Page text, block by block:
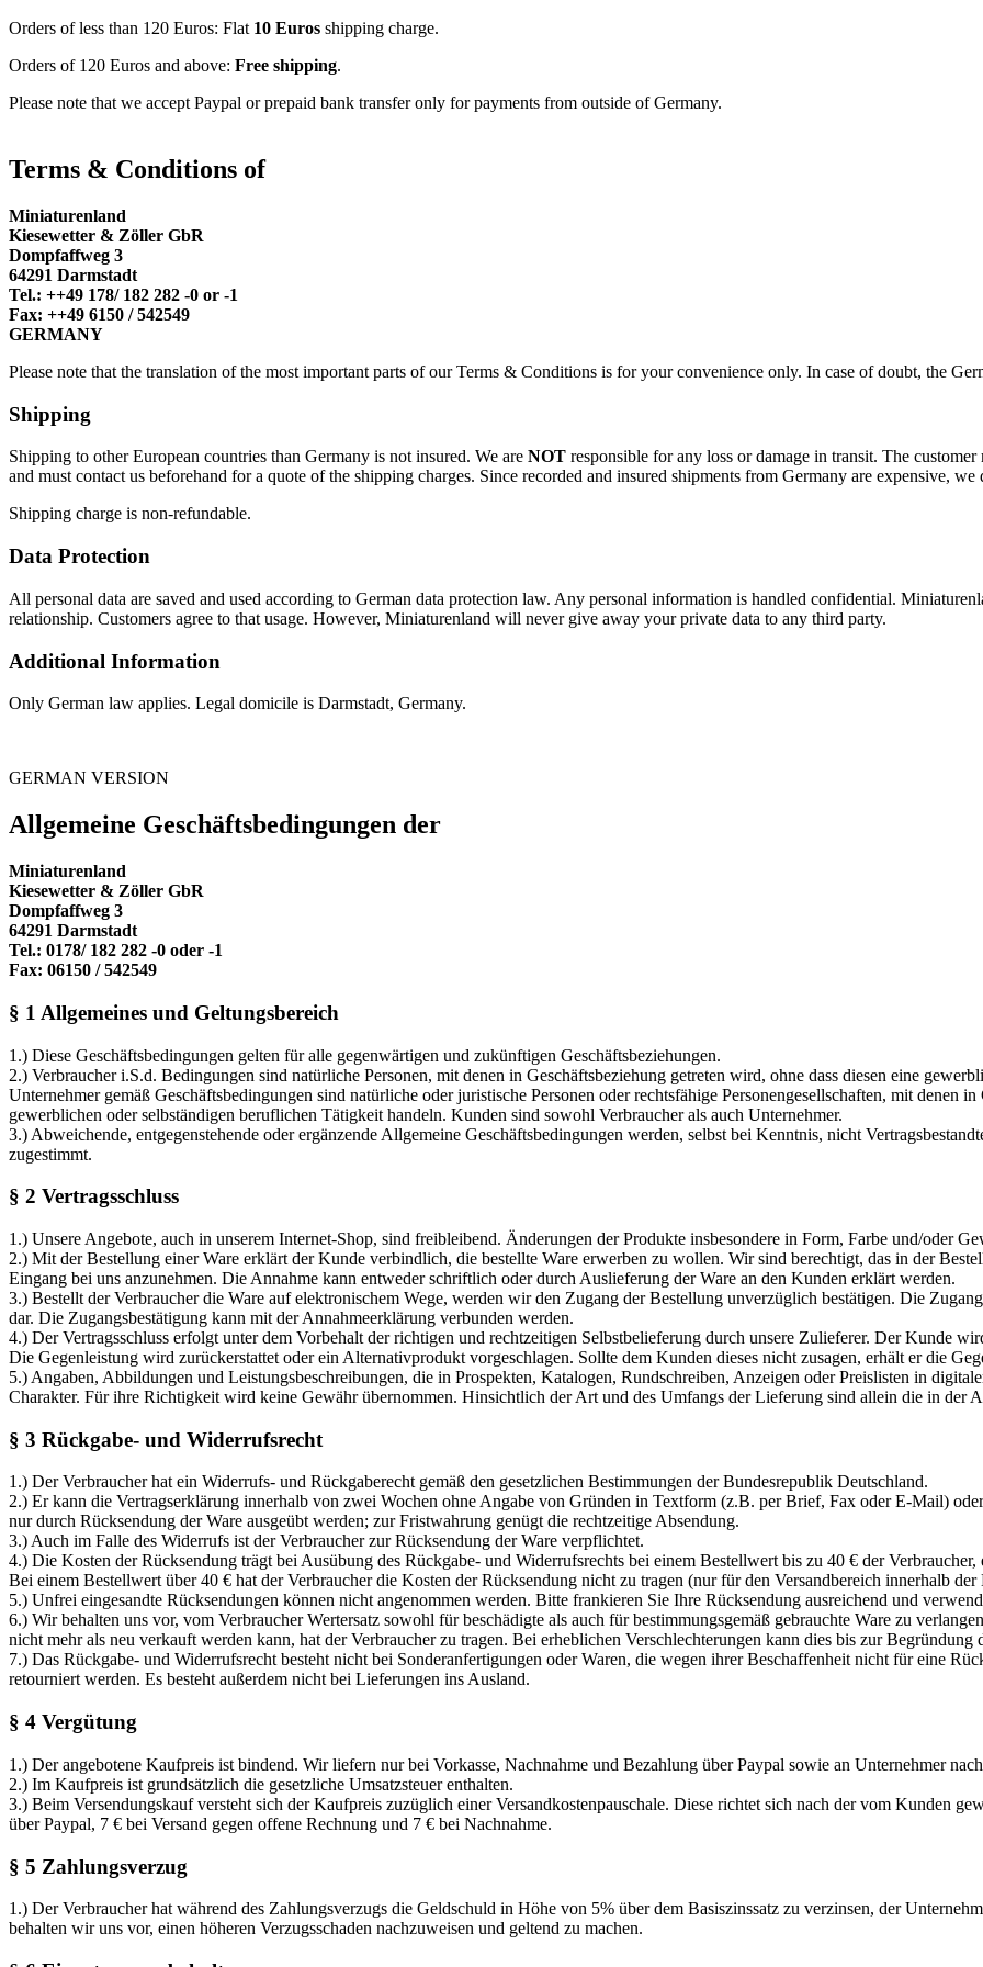
Orders of less than 120 Euros: Flat 10 Euros shipping charge.
Orders of 120 Euros and above: Free shipping.
Please note that we accept Paypal or prepaid bank transfer only for payments from outside of Germany.
Terms & Conditions of
Miniaturenland
Kiesewetter & Zöller GbR
Dompfaffweg 3
64291 Darmstadt
Tel.: ++49 178/ 182 282 -0 or -1
Fax: ++49 6150 / 542549
GERMANY
Please note that the translation of the most important parts of our Terms & Conditions is for your convenience only. In case of doubt, the
Shipping
Shipping to other European countries than Germany is not insured. We are NOT responsible for any loss or damage in transit. The
and must contact us beforehand for a quote of the shipping charges. Since recorded and insured shipments from Germany are expensive,
Shipping charge is non-refundable.
Data Protection
All personal data are saved and used according to German data protection law. Any personal information is handled confidential.
relationship. Customers agree to that usage. However, Miniaturenland will never give away your private data to any third party.
Additional Information
Only German law applies. Legal domicile is Darmstadt, Germany.
GERMAN VERSION
Allgemeine Geschäftsbedingungen der
Miniaturenland
Kiesewetter & Zöller GbR
Dompfaffweg 3
64291 Darmstadt
Tel.: 0178/ 182 282 -0 oder -1
Fax: 06150 / 542549
§ 1 Allgemeines und Geltungsbereich
1.) Diese Geschäftsbedingungen gelten für alle gegenwärtigen und zukünftigen Geschäftsbeziehungen.
2.) Verbraucher i.S.d. Bedingungen sind natürliche Personen, mit denen in Geschäftsbeziehung getreten wird, ohne dass diesen eine
Unternehmer gemäß Geschäftsbedingungen sind natürliche oder juristische Personen oder rechtsfähige Personengesellschaften, mit denen
gewerblichen oder selbständigen beruflichen Tätigkeit handeln. Kunden sind sowohl Verbraucher als auch Unternehmer.
3.) Abweichende, entgegenstehende oder ergänzende Allgemeine Geschäftsbedingungen werden, selbst bei Kenntnis, nicht
zugestimmt.
§ 2 Vertragsschluss
1.) Unsere Angebote, auch in unserem Internet-Shop, sind freibleibend. Änderungen der Produkte insbesondere in Form, Farbe und/oder
2.) Mit der Bestellung einer Ware erklärt der Kunde verbindlich, die bestellte Ware erwerben zu wollen. Wir sind berechtigt, das in der
Eingang bei uns anzunehmen. Die Annahme kann entweder schriftlich oder durch Auslieferung der Ware an den Kunden erklärt werden.
3.) Bestellt der Verbraucher die Ware auf elektronischem Wege, werden wir den Zugang der Bestellung unverzüglich bestätigen. Die
dar. Die Zugangsbestätigung kann mit der Annahmeerklärung verbunden werden.
4.) Der Vertragsschluss erfolgt unter dem Vorbehalt der richtigen und rechtzeitigen Selbstbelieferung durch unsere Zulieferer. Der Kunde
Die Gegenleistung wird zurückerstattet oder ein Alternativprodukt vorgeschlagen. Sollte dem Kunden dieses nicht zusagen, erhält er die
5.) Angaben, Abbildungen und Leistungsbeschreibungen, die in Prospekten, Katalogen, Rundschreiben, Anzeigen oder Preislisten in
Charakter. Für ihre Richtigkeit wird keine Gewähr übernommen. Hinsichtlich der Art und des Umfangs der Lieferung sind allein die in der
§ 3 Rückgabe- und Widerrufsrecht
1.) Der Verbraucher hat ein Widerrufs- und Rückgaberecht gemäß den gesetzlichen Bestimmungen der Bundesrepublik Deutschland.
2.) Er kann die Vertragserklärung innerhalb von zwei Wochen ohne Angabe von Gründen in Textform (z.B. per Brief, Fax oder E-Mail)
nur durch Rücksendung der Ware ausgeübt werden; zur Fristwahrung genügt die rechtzeitige Absendung.
3.) Auch im Falle des Widerrufs ist der Verbraucher zur Rücksendung der Ware verpflichtet.
4.) Die Kosten der Rücksendung trägt bei Ausübung des Rückgabe- und Widerrufsrechts bei einem Bestellwert bis zu 40 € der
Bei einem Bestellwert über 40 € hat der Verbraucher die Kosten der Rücksendung nicht zu tragen (nur für den Versandbereich innerhalb
5.) Unfrei eingesandte Rücksendungen können nicht angenommen werden. Bitte frankieren Sie Ihre Rücksendung ausreichend und
6.) Wir behalten uns vor, vom Verbraucher Wertersatz sowohl für beschädigte als auch für bestimmungsgemäß gebrauchte Ware zu
nicht mehr als neu verkauft werden kann, hat der Verbraucher zu tragen. Bei erheblichen Verschlechterungen kann dies bis zur Begründung
7.) Das Rückgabe- und Widerrufsrecht besteht nicht bei Sonderanfertigungen oder Waren, die wegen ihrer Beschaffenheit nicht für eine
retourniert werden. Es besteht außerdem nicht bei Lieferungen ins Ausland.
§ 4 Vergütung
1.) Der angebotene Kaufpreis ist bindend. Wir liefern nur bei Vorkasse, Nachnahme und Bezahlung über Paypal sowie an Unternehmer
2.) Im Kaufpreis ist grundsätzlich die gesetzliche Umsatzsteuer enthalten.
3.) Beim Versendungskauf versteht sich der Kaufpreis zuzüglich einer Versandkostenpauschale. Diese richtet sich nach der vom Kunden
über Paypal, 7 € bei Versand gegen offene Rechnung und 7 € bei Nachnahme.
§ 5 Zahlungsverzug
1.) Der Verbraucher hat während des Zahlungsverzugs die Geldschuld in Höhe von 5% über dem Basiszinssatz zu verzinsen, der
behalten wir uns vor, einen höheren Verzugsschaden nachzuweisen und geltend zu machen.